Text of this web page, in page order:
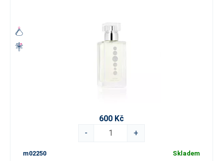
600 Kč
-
+
m02250 Skladem